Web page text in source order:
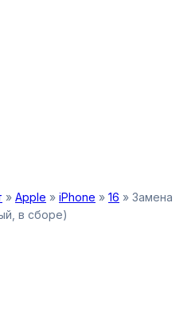
» Apple » iPhone » 16 » Замена
в сборе)